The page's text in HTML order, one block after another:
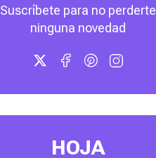
Suscríbete para no perderte
ninguna novedad
HOJA